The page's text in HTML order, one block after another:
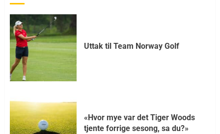
Uttak til Team Norway Golf
«Hvor mye var det Tiger Woods
tjente forrige sesong, sa du?»